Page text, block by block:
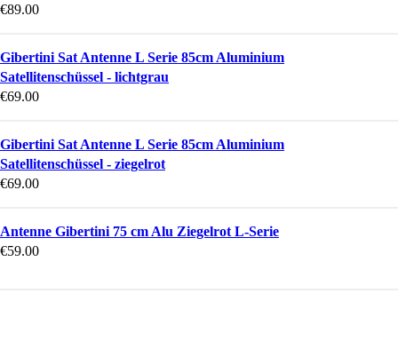
€89.00
Gibertini Sat Antenne L Serie 85cm Aluminium
Satellitenschüssel - lichtgrau
€69.00
Gibertini Sat Antenne L Serie 85cm Aluminium
Satellitenschüssel - ziegelrot
€69.00
Antenne Gibertini 75 cm Alu Ziegelrot L-Serie
€59.00